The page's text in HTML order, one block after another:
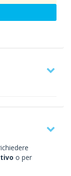
o per